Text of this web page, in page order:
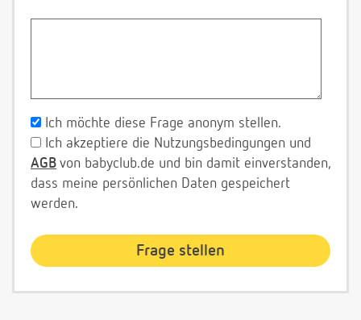
Ich möchte diese Frage anonym stellen.
Ich akzeptiere die Nutzungsbedingungen und
AGB von babyclub.de und bin damit einverstanden,
dass meine persönlichen Daten gespeichert
werden.